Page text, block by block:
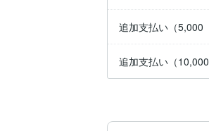
追加支払い（5,000
追加支払い（10,000